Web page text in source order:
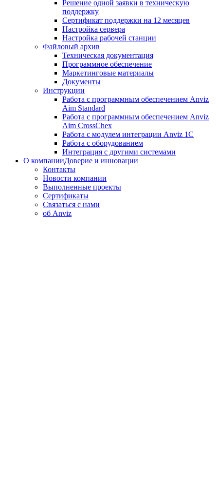
Решение одной заявки в техническую
поддержку
Сертификат поддержки на 12 месяцев
Настройка сервера
Настройка рабочей станции
Файловый архив
Техническая документация
Программное обеспечение
Маркетинговые материалы
Документы
Инструкции
Работа с программным обеспечением Anviz
Aim Standard
Работа с программным обеспечением Anviz
Aim CrossChex
Работа с модулем интеграции Anviz 1C
Работа с оборудованием
Интеграция с другими системами
О компанииДоверие и инновации
Контакты
Новости компании
Выполненные проекты
Сертификаты
Связаться с нами
об Anviz